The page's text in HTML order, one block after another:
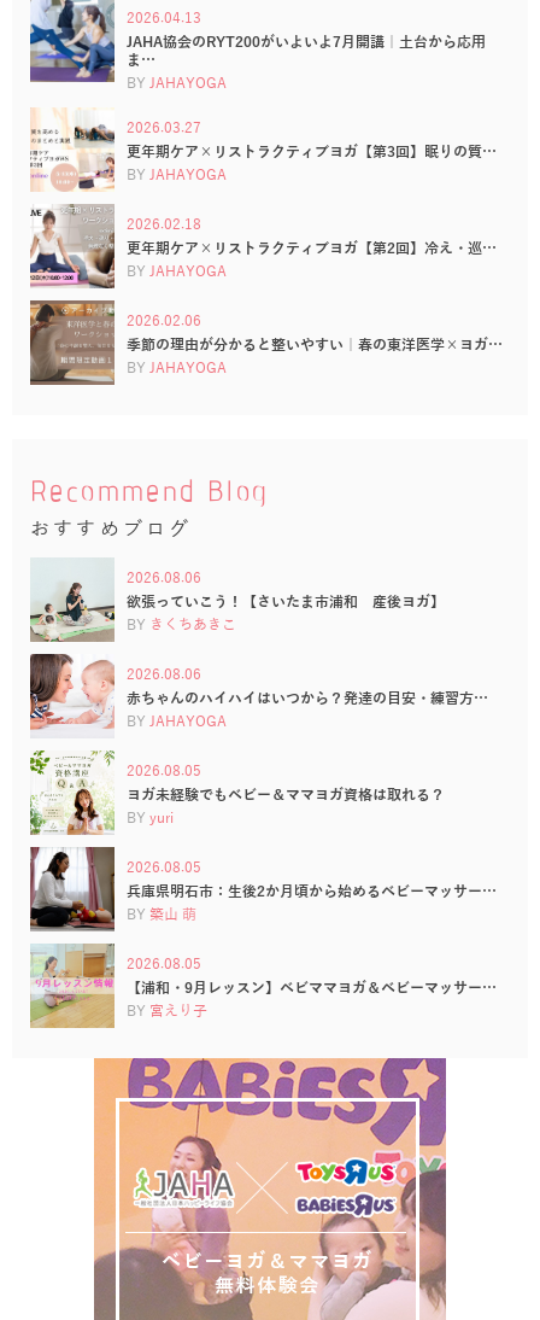
2026.04.13
JAHA協会のRYT200がいよいよ7月開講｜土台から応用
ま…
BY JAHAYOGA
2026.03.27
更年期ケア×リストラクティブヨガ【第3回】眠りの質…
BY JAHAYOGA
2026.02.18
更年期ケア×リストラクティブヨガ【第2回】冷え・巡…
BY JAHAYOGA
2026.02.06
季節の理由が分かると整いやすい｜春の東洋医学×ヨガ…
BY JAHAYOGA
Recommend Blog
おすすめブログ
2026.08.06
欲張っていこう！【さいたま市浦和 産後ヨガ】
BY きくちあきこ
2026.08.06
赤ちゃんのハイハイはいつから？発達の目安・練習方…
BY JAHAYOGA
2026.08.05
ヨガ未経験でもベビー＆ママヨガ資格は取れる？
BY yuri
2026.08.05
兵庫県明石市：生後2か月頃から始めるベビーマッサー…
BY 築山 萌
2026.08.05
【浦和・9月レッスン】ベビママヨガ＆ベビーマッサー…
BY 宮えり子